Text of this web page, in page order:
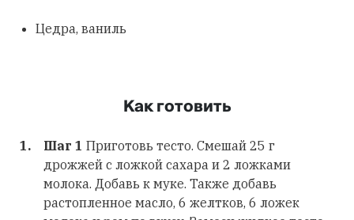
Цедра, ваниль
Как готовить
Шаг 1 Приготовь тесто. Смешай 25 г
дрожжей с ложкой сахара и 2 ложками
молока. Добавь к муке. Также добавь
растопленное масло, 6 желтков, 6 ложек